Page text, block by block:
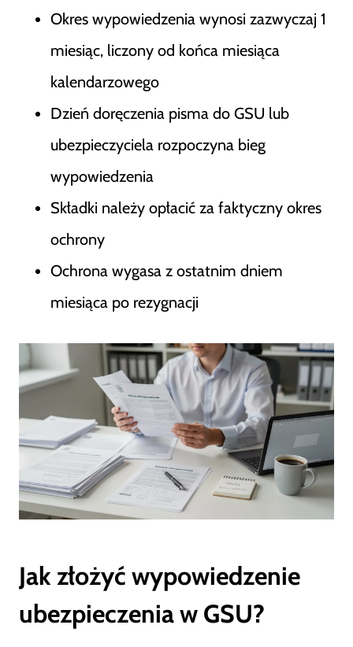
Okres wypowiedzenia wynosi zazwyczaj 1
miesiąc, liczony od końca miesiąca
kalendarzowego
Dzień doręczenia pisma do GSU lub
ubezpieczyciela rozpoczyna bieg
wypowiedzenia
Składki należy opłacić za faktyczny okres
ochrony
Ochrona wygasa z ostatnim dniem
miesiąca po rezygnacji
Jak złożyć wypowiedzenie
ubezpieczenia w GSU?